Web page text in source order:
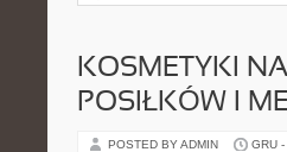
KOSMETYKI
POSIŁKÓW I
POSTED BY ADMIN GRU